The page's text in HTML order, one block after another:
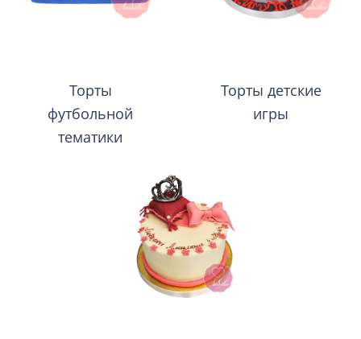
Торты
футбольной
тематики
Торты детские
игры